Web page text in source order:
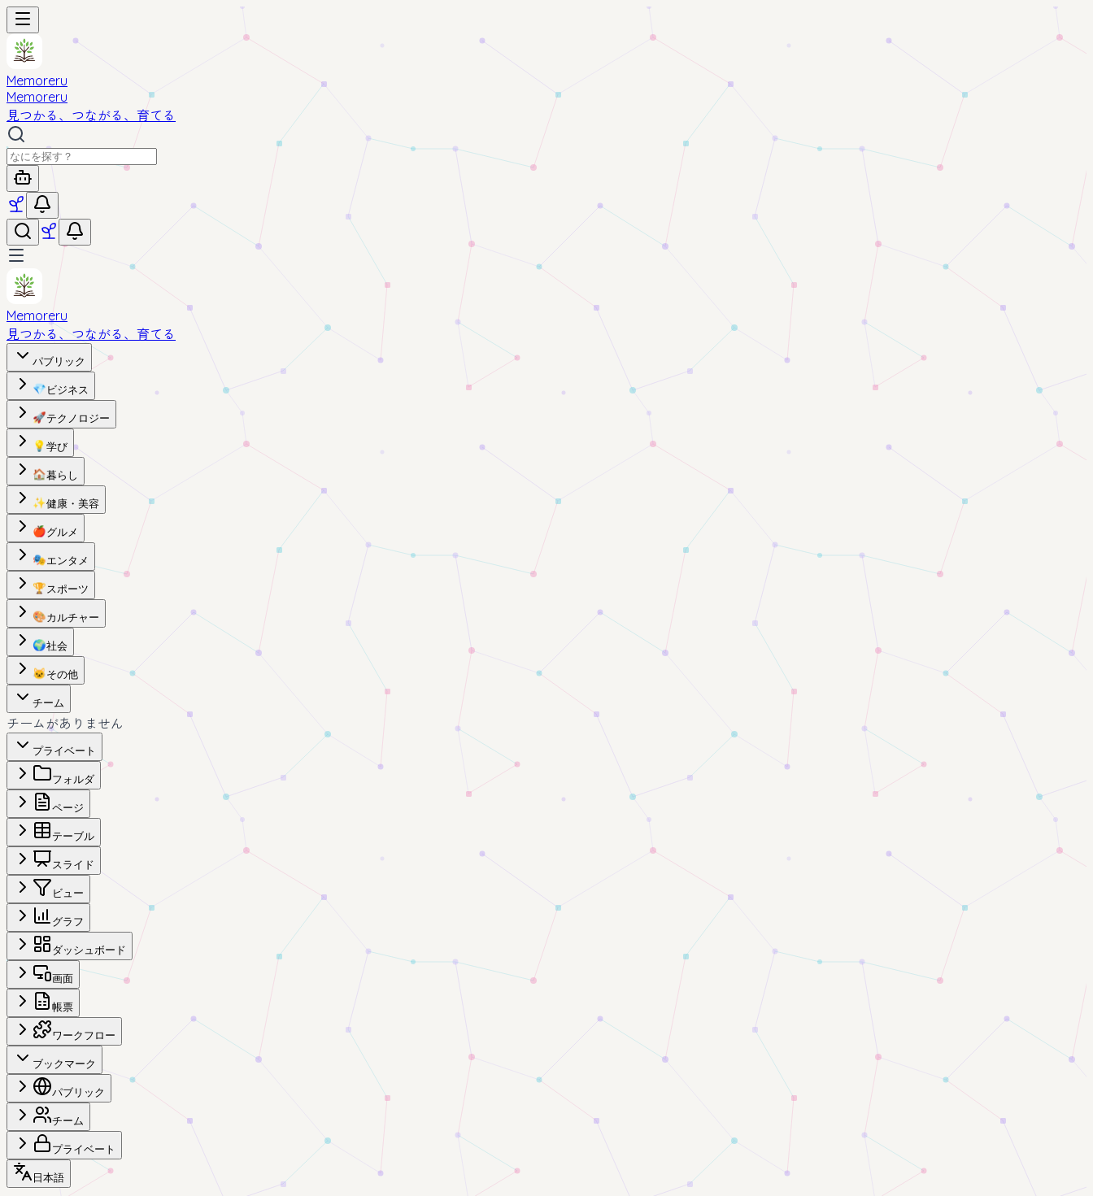
Memoreru
Memoreru
見つかる、つながる、育てる
Memoreru
見つかる、つながる、育てる
パブリック
💎 ビジネス
🚀テクノロジー
💡 学び
🏠暮らし
✨健康・美容
🍎グルメ
🎭エンタメ
🏆スポーツ
🎨カルチャー
🌍社会
🐱 その他
チーム
チームがありません
プライベート
フォルダ
ページ
テーブル
スライド
ビュー
グラフ
ダッシュボード
画面
帳票
ワークフロー
ブックマーク
パブリック
チーム
プライベート
日本語